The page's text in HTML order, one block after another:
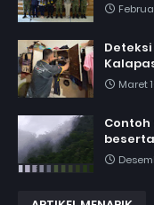
Maret
Contoh